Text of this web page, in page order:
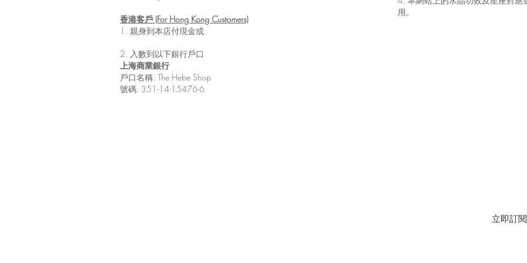
香港客戶 (For Hong Kong Customers)
1. 親身到本店付現金或
2. 入數到以下銀行戶口
上海商業銀行
戶口名稱: The Hebe Shop
號碼: 351-14-15476-6
用。
立即訂閱